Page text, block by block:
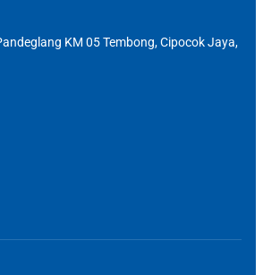
KM 05 Tembong, Cipocok Jaya,